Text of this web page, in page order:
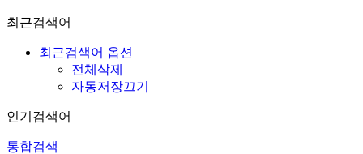
최근검색어
최근검색어 옵션
전체삭제
자동저장끄기
인기검색어
통합검색